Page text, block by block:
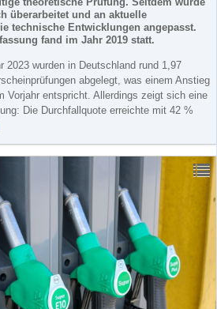
überarbeitet und an aktuelle
technische Entwicklungen angepasst.
fand im Jahr 2019 statt.
2023 wurden in Deutschland rund 1,97
abgelegt, was einem Anstieg
Vorjahr entspricht. Allerdings zeigt sich eine
Die Durchfallquote erreichte mit 42 %